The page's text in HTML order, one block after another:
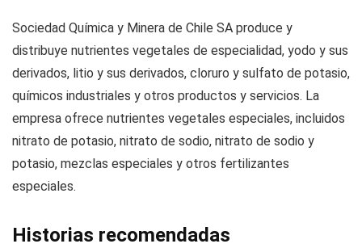
Sociedad Química y Minera de Chile SA produce y
distribuye nutrientes vegetales de especialidad, yodo y sus
derivados, litio y sus derivados, cloruro y sulfato de potasio,
químicos industriales y otros productos y servicios. La
empresa ofrece nutrientes vegetales especiales, incluidos
nitrato de potasio, nitrato de sodio, nitrato de sodio y
potasio, mezclas especiales y otros fertilizantes
especiales.
Historias recomendadas